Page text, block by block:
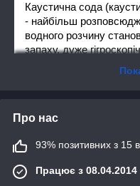
Каустична сода
- найбільш
водного розчину
запаху, дуже
екзотермічною
Застосування
Приходить у
речовин (ПАВ),
Про нас
93% позитивних з 15
Працює з 08.04.2014